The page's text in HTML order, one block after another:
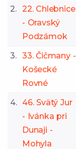
2. 22. Chlebnice
- Oravský
Podzámok
3. 33. Čičmany -
Košecké
Rovné
4. 46. Svätý Jur
- Ivánka pri
Dunaji -
Mohyla